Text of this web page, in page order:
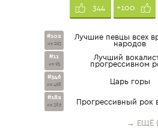
344 +100
#102
из 263
Лучшие певцы всех
народов
#11
из 95
Лучший
прогрессивном
#346
из 498 Царь горы
#182
из 386 Прогрессивный рок
→ ЕЩЁ